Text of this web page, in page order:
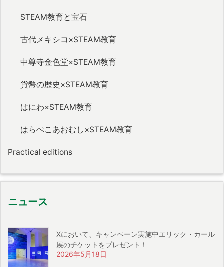
STEAM教育と宝石
古代メキシコ×STEAM教育
中尊寺金色堂×STEAM教育
貨幣の歴史×STEAM教育
はにわ×STEAM教育
はらぺこあおむし×STEAM教育
Practical editions
ニュース
Xにおいて、キャンペーン実施中エリック・カール
展のチケットをプレゼント！
2026年5月18日